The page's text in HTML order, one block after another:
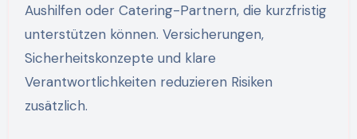
Aushilfen oder Catering-Partnern, die kurzfristig
unterstützen können. Versicherungen,
Sicherheitskonzepte und klare
Verantwortlichkeiten reduzieren Risiken
zusätzlich.